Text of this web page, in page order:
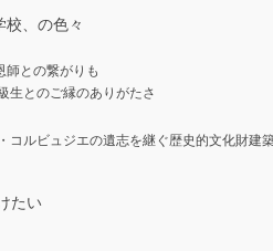
校、の色々
師との繋がりも
生とのご縁のありがたさ
コルビュジエの遺志を継ぐ歴史的文化財建
たい